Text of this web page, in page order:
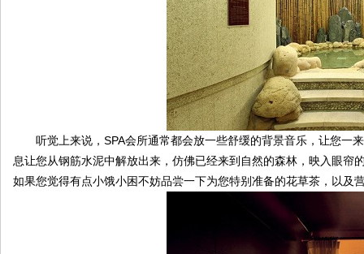
听觉上来说，SPA会所通常都会放一些舒缓的背景音乐，让您一
息让您从钢筋水泥中解放出来，仿佛已经来到自然的森林，映入眼
如果您觉得有点小饿小困不妨品尝一下为您特别准备的花草茶，以及